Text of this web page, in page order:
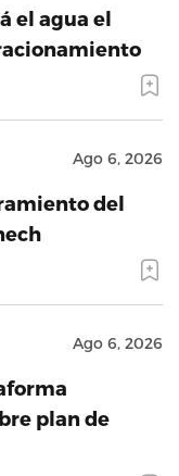
el agua el
Ago 6, 2026
del
Ago 6, 2026
plan de